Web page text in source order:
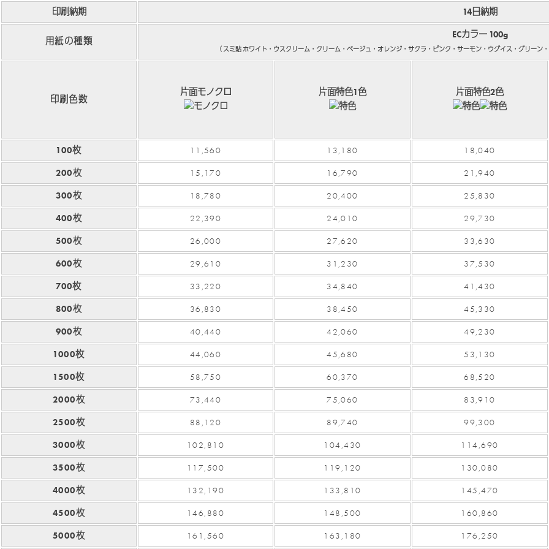
印刷納期 14日納期
用紙の種類
ECカラー 100g
（スミ貼 ホワイト・ウスクリーム・クリーム・ベージュ・オレンジ・サクラ・ピンク・サーモン・ウグイス・グリーン
印刷色数
片面モノクロ 片面特色1色 片面特色2色
100枚 11,560 13,180 18,040
200枚 15,170 16,790 21,940
300枚 18,780 20,400 25,830
400枚 22,390 24,010 29,730
500枚 26,000 27,620 33,630
600枚 29,610 31,230 37,530
700枚 33,220 34,840 41,430
800枚 36,830 38,450 45,330
900枚 40,440 42,060 49,230
1000枚 44,060 45,680 53,130
1500枚 58,750 60,370 68,520
2000枚 73,440 75,060 83,910
2500枚 88,120 89,740 99,300
3000枚 102,810 104,430 114,690
3500枚 117,500 119,120 130,080
4000枚 132,190 133,810 145,470
4500枚 146,880 148,500 160,860
5000枚 161,560 163,180 176,250